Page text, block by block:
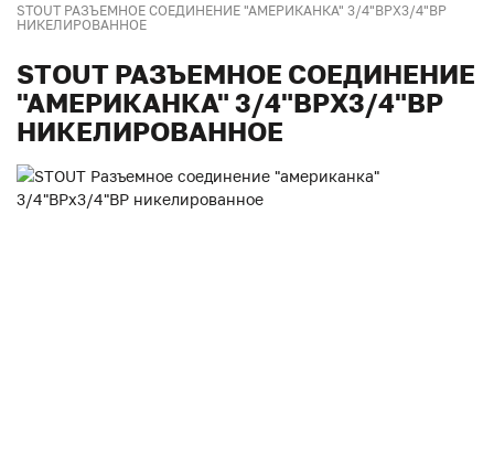
STOUT РАЗЪЕМНОЕ СОЕДИНЕНИЕ "АМЕРИКАНКА" 3/4"ВРX3/4"ВР
НИКЕЛИРОВАННОЕ
STOUT РАЗЪЕМНОЕ СОЕДИНЕНИЕ
"АМЕРИКАНКА" 3/4"ВРX3/4"ВР
НИКЕЛИРОВАННОЕ